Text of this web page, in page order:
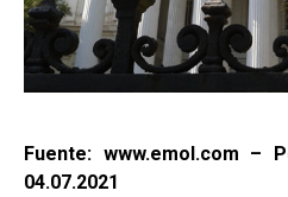
Fuente: www.emol.com –
04.07.2021